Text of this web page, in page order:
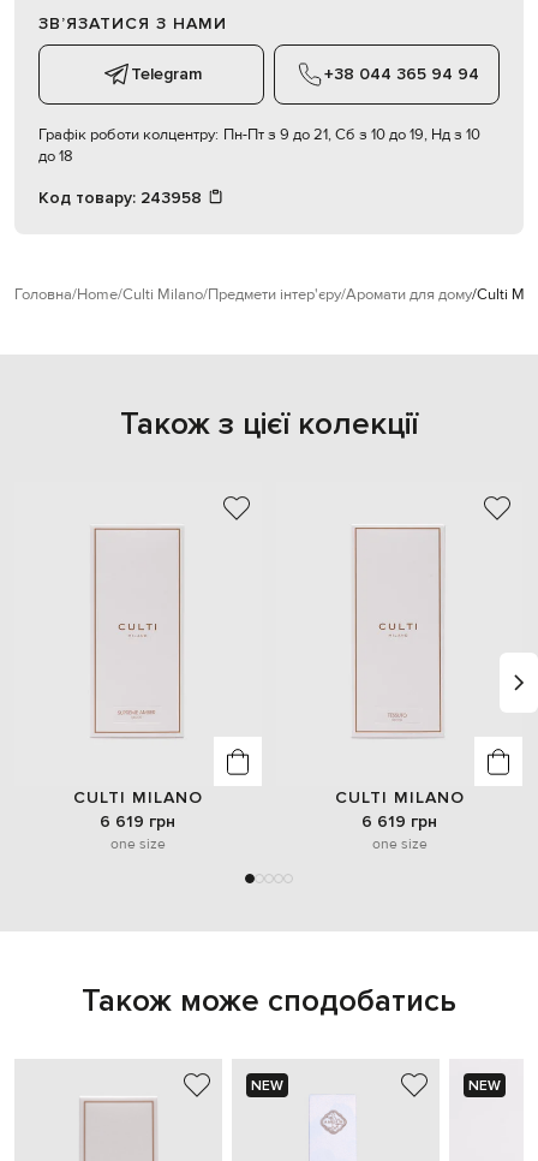
ЗВʼЯЗАТИСЯ З НАМИ
Telegram +38 044 365 94 94
Графік роботи колцентру: Пн-Пт з 9 до 21, Сб з 10 до 19, Нд з 10
до 18
Код товару: 243958
Головна Home Culti Milano Предмети інтер'єру Аромати для дому Culti
Також з цієї колекції
CULTI MILANO
6 619 грн
one size
CULTI MILANO
6 619 грн
one size
Також може сподобатись
NEW NEW